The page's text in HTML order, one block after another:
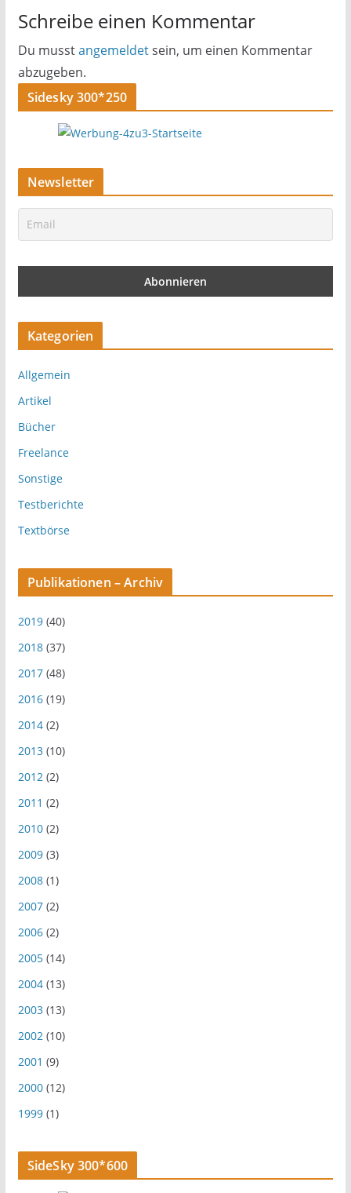
Schreibe einen Kommentar
Du musstangemeldetsein, um einen Kommentar
abzugeben.
Sidesky 300*250
Newsletter
Kategorien
Allgemein
Artikel
Bücher
Freelance
Sonstige
Testberichte
Textbörse
Publikationen – Archiv
2019(40)
2018(37)
2017(48)
2016(19)
2014(2)
2013(10)
2012(2)
2011 (2)
2010(2)
2009(3)
2008(1)
2007(2)
2006(2)
2005(14)
2004(13)
2003(13)
2002(10)
2001 (9)
2000(12)
1999(1)
SideSky 300*600